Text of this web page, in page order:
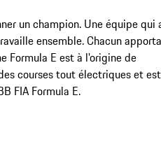
un champion. Une équipe qui
ensemble. Chacun
Formula E est à l'origine de
courses tout électriques et est
FIA Formula E.